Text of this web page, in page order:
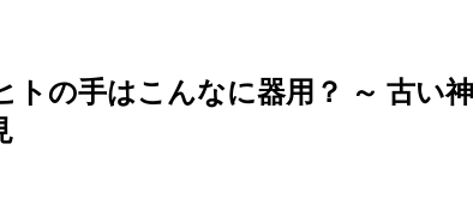
トの手はこんなに器用？ ～ 古い